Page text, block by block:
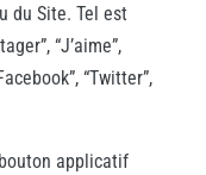
du Site. Tel est
“J’aime”,
“Twitter”,
applicatif